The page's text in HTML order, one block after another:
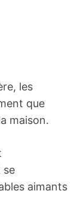
les
que
maison.
se
aimants